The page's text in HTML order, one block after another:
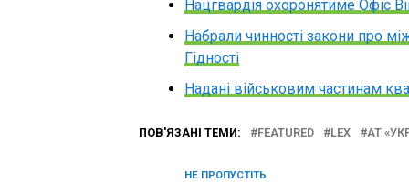
Нацгвардія охоронятиме Офіс
Набрали чинності закони про
Гідності
Надані військовим частинам
ПОВ'ЯЗАНІ ТЕМИ: FEATURED LEX АТ
НЕ ПРОПУСТІТЬ